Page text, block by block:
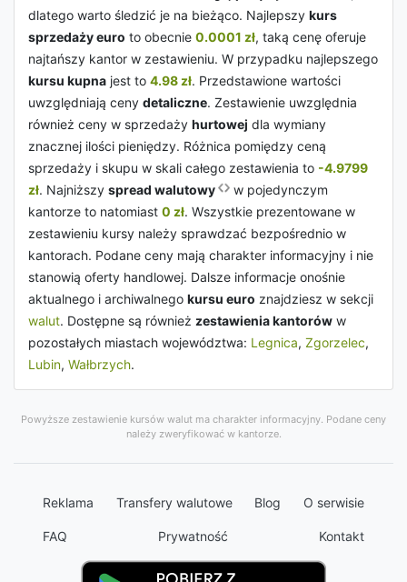
dlatego warto śledzić je na bieżąco. Najlepszy kurs
sprzedaży euro to obecnie 0.0001 zł, taką cenę oferuje
najtańszy kantor w zestawieniu. W przypadku najlepszego
kursu kupna jest to 4.98 zł. Przedstawione wartości
uwzględniają ceny detaliczne. Zestawienie uwzględnia
również ceny w sprzedaży hurtowej dla wymiany
znacznej ilości pieniędzy. Różnica pomiędzy ceną
sprzedaży i skupu w skali całego zestawienia to -4.9799
zł. Najniższy spread walutowy
w pojedynczym
kantorze to natomiast 0 zł. Wszystkie prezentowane w
zestawieniu kursy należy sprawdzać bezpośrednio w
kantorach. Podane ceny mają charakter informacyjny i nie
stanowią oferty handlowej. Dalsze informacje onośnie
aktualnego i archiwalnego kursu euro znajdziesz w sekcji
walut. Dostępne są również zestawienia kantorów w
pozostałych miastach województwa: Legnica, Zgorzelec,
Lubin, Wałbrzych.
Powyższe zestawienie kursów walut ma charakter informacyjny. Podane ceny
należy zweryfikować w kantorze.
Reklama Transfery walutowe Blog O serwisie
FAQ Prywatność Kontakt